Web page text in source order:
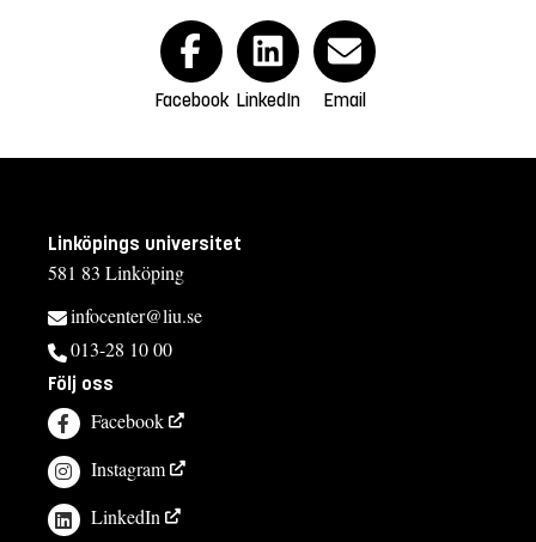
Facebook LinkedIn Email
Linköpings universitet
581 83 Linköping
infocenter@liu.se
013-28 10 00
Följ oss
Facebook
Instagram
LinkedIn